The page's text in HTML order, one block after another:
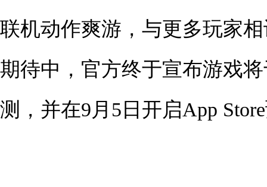
联机动作爽游，与更多玩家
期待中，官方终于宣布游戏
测，并在9月5日开启App